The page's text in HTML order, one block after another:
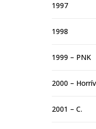
1997
1998
1999 – PNK
2000 –
2001 – C.